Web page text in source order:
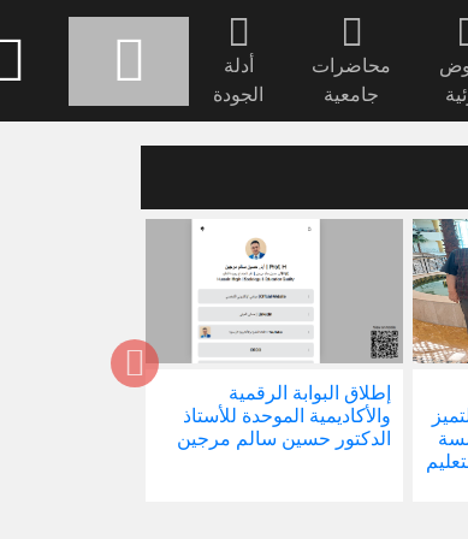
محاضرات
جامعية
أدلة
الجودة
إطلاق البوابة الرقمية
والأكاديمية الموحدة للأستاذ
الدكتور حسين سالم مرجين